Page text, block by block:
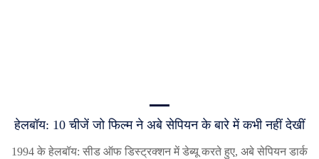
हेलबॉय: 10 चीजें जो फिल्म ने अबे सेपियन के बारे में कभी नहीं देखीं
1994 के हेलबॉय: सीड ऑफ डिस्ट्रक्शन में डेब्यू करते हुए, अबे सेपियन डार्क